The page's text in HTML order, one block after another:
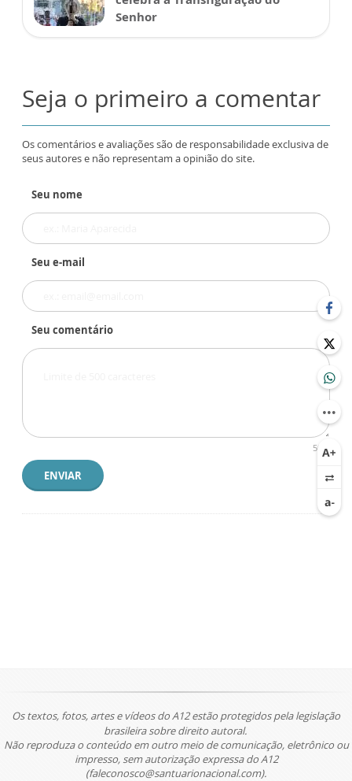
Senhor
Seja o primeiro a comentar
Os comentários e avaliações são de responsabilidade exclusiva de
seus autores e não representam a opinião do site.
Seu nome
Seu e-mail
Seu comentário
500
ENVIAR
Os textos, fotos, artes e vídeos do A12 estão protegidos pela legislação
brasileira sobre direito autoral.
Não reproduza o conteúdo em outro meio de comunicação, eletrônico ou
impresso, sem autorização expressa do A12
(faleconosco@santuarionacional.com).